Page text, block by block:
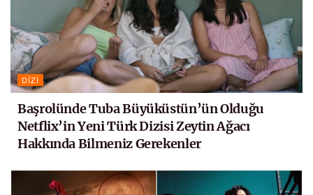
DIZI
Başrolünde Tuba Büyüküstün’ün Olduğu
Netflix’in Yeni Türk Dizisi Zeytin Ağacı
Hakkında Bilmeniz Gerekenler